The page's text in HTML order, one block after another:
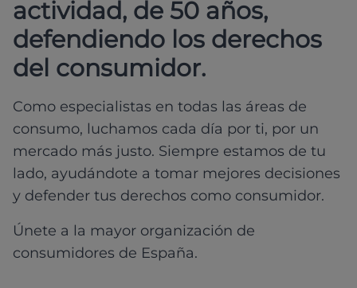
actividad, de 50 años,
defendiendo los derechos
del consumidor.
Como especialistas en todas las áreas de
consumo, luchamos cada día por ti, por un
mercado más justo. Siempre estamos de tu
lado, ayudándote a tomar mejores decisiones
y defender tus derechos como consumidor.
Únete a la mayor organización de
consumidores de España.